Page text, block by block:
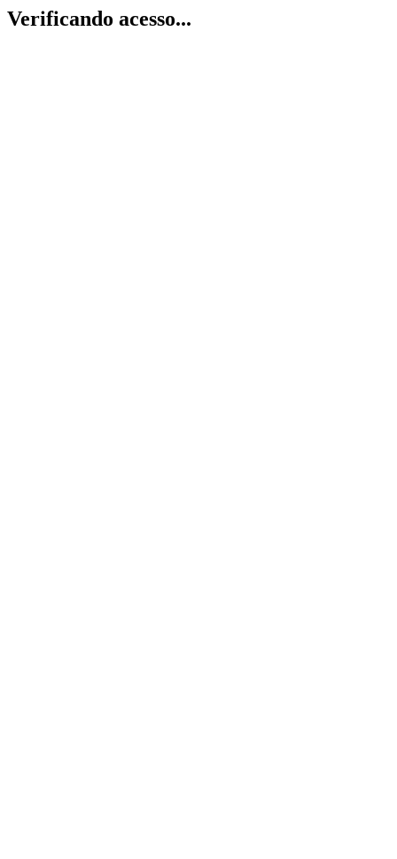
Verificando acesso...